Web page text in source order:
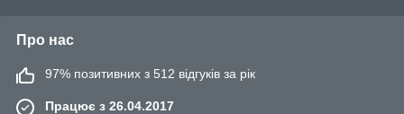
Про нас
97% позитивних з 512 відгуків за рік
Працює з 26.04.2017